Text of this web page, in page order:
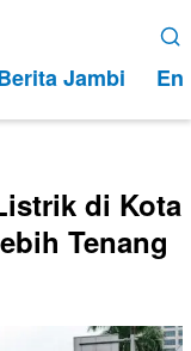
Jambi
di Kota
Tenang